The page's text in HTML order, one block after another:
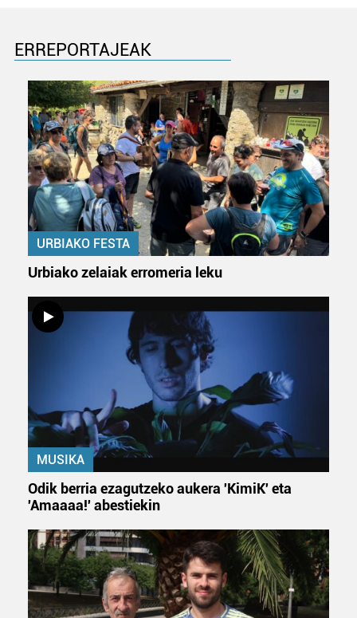
ERREPORTAJEAK
URBIAKO FESTA
Urbiako zelaiak erromeria leku
MUSIKA
Odik berria ezagutzeko aukera 'KimiK' eta
'Amaaaa!' abestiekin